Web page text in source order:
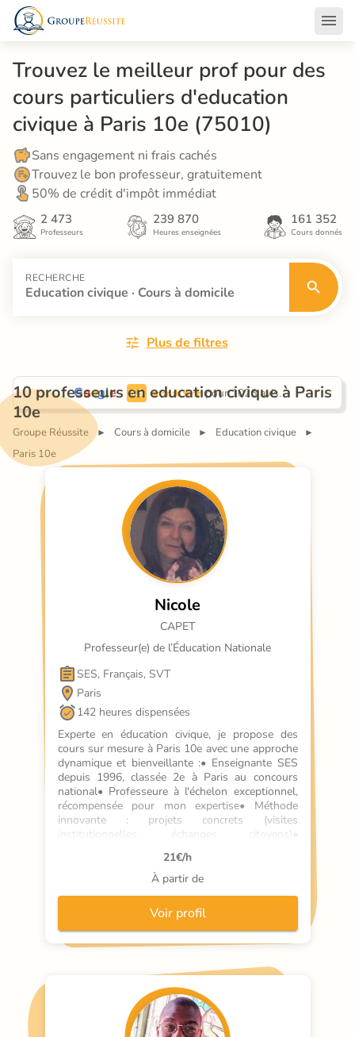
Trouvez le meilleur prof pour des
cours particuliers d'education
civique à Paris 10e (75010)
Sans engagement ni frais cachés
Trouvez le bon professeur, gratuitement
50% de crédit d'impôt immédiat
2 473
Professeurs
239 870
Heures enseignées
161 352
Cours donnés
RECHERCHE
Education civique · Cours à domicile
Plus de filtres
Google 4.9 pour 1026 avis.
10 professeurs en education civique à Paris
10e
Groupe Réussite ► Cours à domicile ► Education civique ►
Paris 10e
Nicole
CAPET
Professeur(e) de l’Éducation Nationale
SES, Français, SVT
Paris
142 heures dispensées
Experte en éducation civique, je propose des
cours sur mesure à Paris 10e avec une approche
dynamique et bienveillante :• Enseignante SES
depuis 1996, classée 2e à Paris au concours
national• Professeure à l'échelon exceptionnel,
récompensée pour mon expertise• Méthode
innovante : projets concrets (visites
institutionnelles, échanges citoyens)•
Accompagnement individualisé basé sur la
compréhension des besoins de chaque élève•
Objectif : rendre l'éducation civique viv
21€/h
À partir de
Voir profil